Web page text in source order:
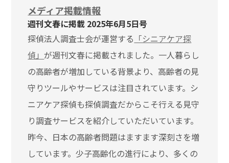
メディア掲載情報
週刊文春に掲載 2025年6月5日号
探偵法人調査士会が運営する 「シニアケア探
偵」が週刊文春に掲載されました。一人暮らし
の高齢者が増加している背景より、高齢者の見
守りツールやサービスは注目されています。シ
ニアケア探偵も探偵調査だからこそ行える見守
り調査サービスを紹介していただいています。
昨今、日本の高齢者問題はますます深刻さを増
しています。少子高齢化の進行により、多くの